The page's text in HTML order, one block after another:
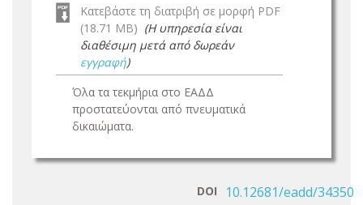
Κατεβάστε τη διατριβή σε μορφή PDF
(18.71 MB) (Η υπηρεσία είναι
διαθέσιμη μετά από δωρεάν
εγγραφή)
Όλα τα τεκμήρια στο ΕΑΔΔ
προστατεύονται από πνευματικά
δικαιώματα.
DOI 10.12681/eadd/34350